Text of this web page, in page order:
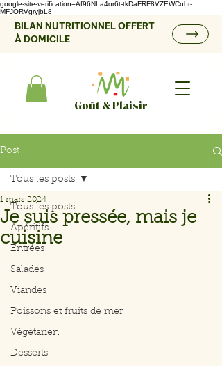
google-site-verification=Af96NLa4or6t-tkDaFRF8VZEWCnbr-
MFJORVgryjbL8
BILAN NUTRITIONNEL OFFERT
À DOMICILE
Goût & Plaisir
Post
Tous les posts
Apéritifs
Entrées
Salades
Viandes
Poissons et fruits de mer
Végétarien
Desserts
Tous les posts
Je suis pressée, mais je
cuisine
1 mars 2024